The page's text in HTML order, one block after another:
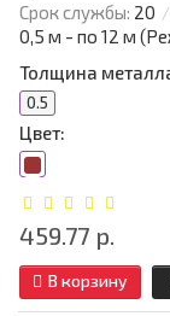
Срок службы: 20
0,5 м - по 12 м
Толщина
0.5
Цвет:
459.77 р.
В корзину